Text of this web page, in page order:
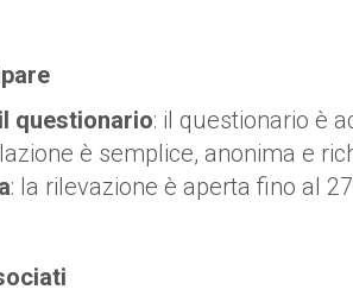
questionario: il questionario è
è semplice, anonima e
: la rilevazione è aperta fino al